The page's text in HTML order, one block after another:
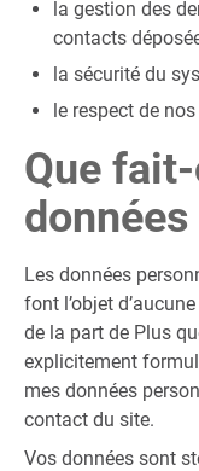
la gestion des
contacts
la sécurité du
le respect de
Que
Les données
font l’objet
de la part de Plus
explicitement
mes données
contact du site.
Vos données sont